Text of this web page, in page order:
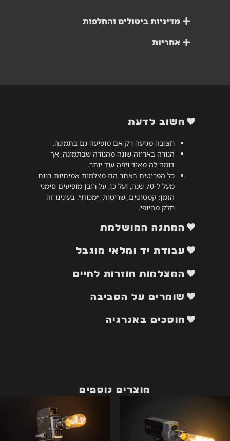
חשוב לדעת
חצובה מגיעה רק אם מופיעה גם בתמונה.
הנורה באריזה שונה מהנורה שבתמונה, אך
דומה לה מאוד ויפה עוד יותר.
כל הפריטים באתר הם מצלמות אמיתיות בנות
מעל ל-70 שנה, ועל כן, על רובן מופיעים סימני
הזמן: קמטוטים, שריטות, ״מכות״. בעינינו זה
חלק מהיופי.
המתנה המושלמת
עבודת יד ומלאי מוגבל
המצלמות חוזרות לחיים
שומרים על הסביבה
חוסכים באנרגיה
מדיניות ביטולים והחלפות
אחריות
מוצרים נוספים